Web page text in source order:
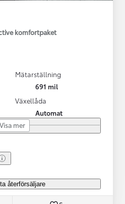
komfortpaket
Mätarställning
691 mil
Växellåda
Automat
Visa mer
återförsäljare